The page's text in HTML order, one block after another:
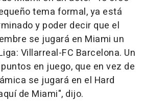
tema formal, ya está
y poder decir que el
se jugará en Miami un
Villarreal-FC Barcelona. Un
en juego, que en vez de
se jugará en el Hard
de Miami", dijo.